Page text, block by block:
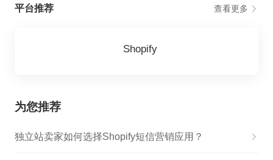
平台推荐 查看更多
Shopify
为您推荐
独立站卖家如何选择Shopify短信营销应用？